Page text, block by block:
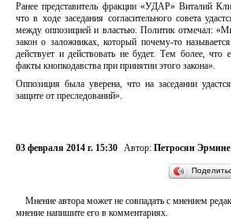
Ранее представитель фракции «УДАР» Виталий
что в ходе заседания согласительного совета
между оппозицией и властью. Политик отмечал:
закон о заложниках, который почему-то
действует и действовать не будет. Тем более, что
факты кнопкодавства при принятии этого закона».
Оппозиция была уверена, что на заседании
защите от преследований».
03 февраля 2014 г. 15:30 Автор: Петросян Эрмине
Мнение автора может не совпадать с мнением
мнение напишите его в комментариях.